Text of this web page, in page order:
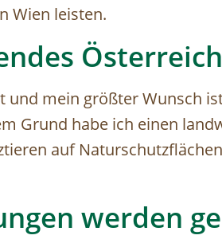
Wien leisten.
und mein größter Wunsch
Grund habe ich einen
auf
werden